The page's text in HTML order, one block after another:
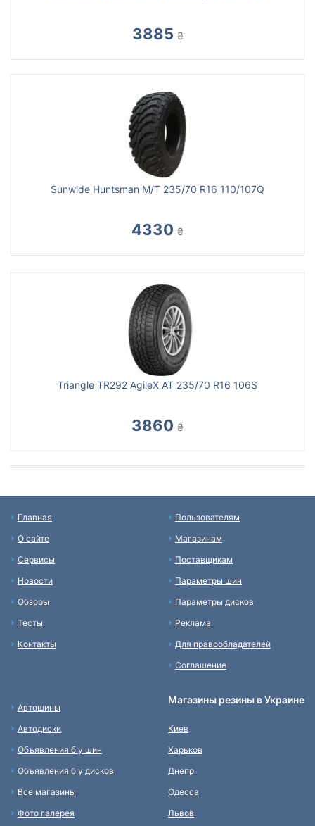
3885 ₴
Sunwide Huntsman M/T 235/70 R16 110/107Q
4330 ₴
Triangle TR292 AgileX AT 235/70 R16 106S
3860 ₴
Главная
О сайте
Сервисы
Новости
Обзоры
Тесты
Контакты
Пользователям
Магазинам
Поставщикам
Параметры шин
Параметры дисков
Реклама
Для правообладателей
Соглашение
Автошины
Автодиски
Объявления б у шин
Объявления б у дисков
Все магазины
Фото галерея
Магазины резины в Украине
Киев
Харьков
Днепр
Одесса
Львов